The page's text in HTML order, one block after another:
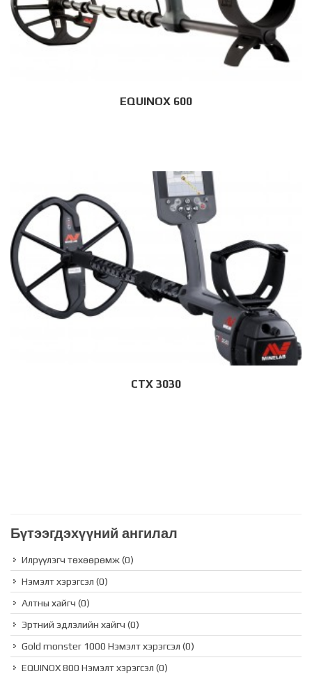
EQUINOX 600
CTX 3030
Бүтээгдэхүүний ангилал
Илрүүлэгч төхөөрөмж(0)
Нэмэлт хэрэгсэл (0)
Алтны хайгч (0)
Эртний эдлэлийн хайгч (0)
Gold monster 1000 Нэмэлт хэрэгсэл (0)
EQUINOX 800 Нэмэлт хэрэгсэл (0)